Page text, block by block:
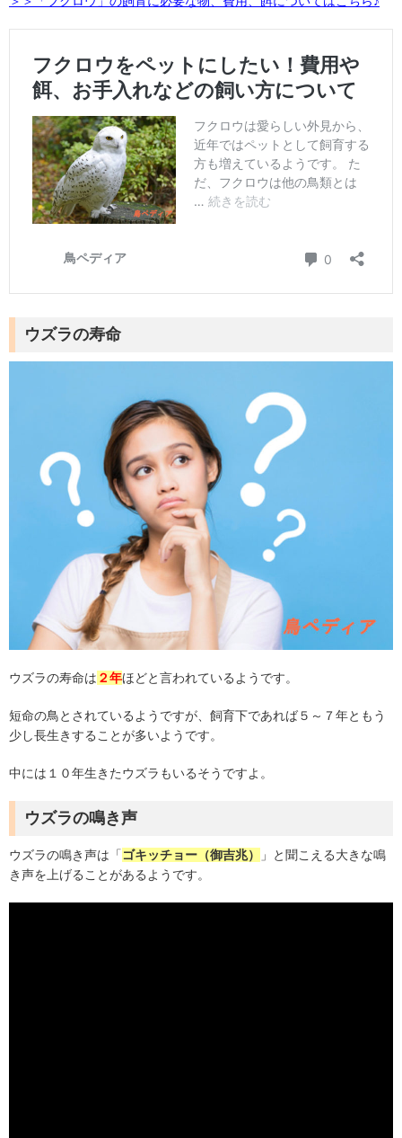
ウズラの寿命
ウズラの寿命は ２年ほどと言われているようです。
短命の鳥とされているようですが、飼育下であれば５～７年ともう
少し長生きすることが多いようです。
中には１０年生きたウズラもいるそうですよ。
ウズラの鳴き声
ウズラの鳴き声は「ゴキッチョー（御吉兆）
」と聞こえる大きな鳴
き声を上げることがあるようです。